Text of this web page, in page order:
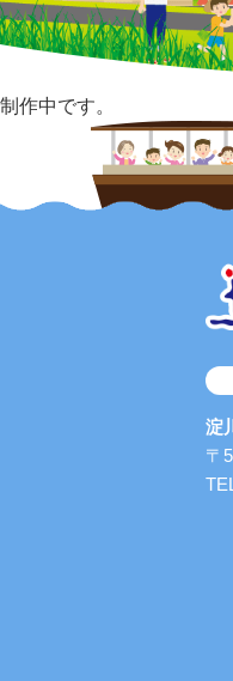
制作中です。
淀
〒